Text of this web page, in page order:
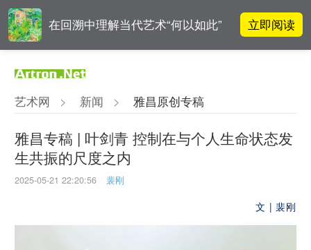
在回溯中理解当代艺术“何以如此” 立即阅读
发起全球维权
雅昌指数 | 月度(2025年7月)策展人
影响力榜单
阿拉里奥画廊上海转型：为何要成
为策展式艺术商业综合体？
艺术网 > 新闻 > 雅昌原创专稿
雅昌专稿 | 叶剑青 控制在与个人生命状态发
生共振的尺度之内
2025-05-21 22:20:56 裴刚
文 | 裴刚